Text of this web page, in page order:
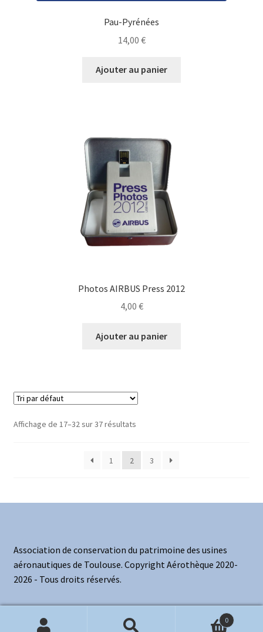
Pau-Pyrénées
14,00 €
Ajouter au panier
Photos AIRBUS Press 2012
4,00 €
Ajouter au panier
Affichage de 17–32 sur 37 résultats
1 2 3
Association de conservation du patrimoine des usines
aéronautiques de Toulouse. Copyright Aérothèque 2020-
2026 - Tous droits réservés.
0